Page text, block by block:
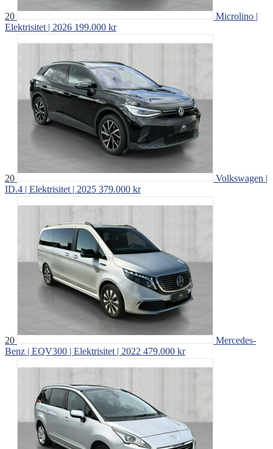
20
Microlino |
Elektrisitet | 2026 199.000 kr
20
Volkswagen |
ID.4 | Elektrisitet | 2025 379.000 kr
20
Mercedes-
Benz | EQV300 | Elektrisitet | 2022 479.000 kr